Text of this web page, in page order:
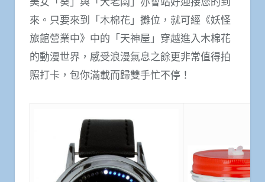
來。只要來到「木棉花」攤位，就可經《妖怪
旅館營業中》中的「天神屋」穿越進入木棉花
的動漫世界，感受浪漫氣息之餘更非常值得拍
照打卡，包你滿載而歸雙手忙不停！